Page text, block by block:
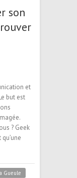
son
et
but est
? Geek
Gueule